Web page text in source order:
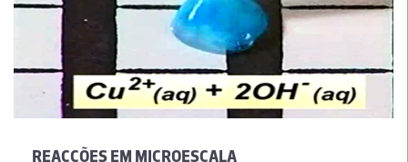
REACÇÕES EM MICROESCALA